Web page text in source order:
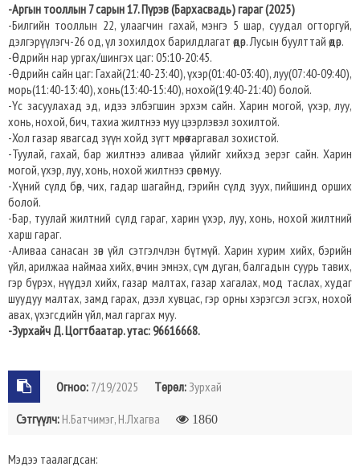
-Аргын тооллын 7 сарын 17. Пүрэв (Бархасвадь) гараг (2025)
-Билгийн тооллын 22, улаагчин гахай, мэнгэ 5 шар, суудал огторгуй,
дэлгэрүүлэгч-26 од, үл зохилдох барилдлагат өдөр. Лусын буулттай өдөр.
-Өдрийн нар ургах/шингэх цаг: 05:10-20:45.​
-Өдрийн сайн цаг: Гахай(21:40-23:40), үхэр(01:40-03:40), луу(07:40-09:40),
морь(11:40-13:40), хонь(13:40-15:40), нохой(19:40-21:40) болой.
-Үс засуулахад эд, идээ элбэгшин эрхэм сайн. Харин могой, үхэр, луу,
хонь, нохой, бич, тахиа жилтнээ муу цээрлэвэл зохилтой.
-Хол газар явагсад зүүн хойд зүгт мөрөө гаргавал зохистой.
-Туулай, гахай, бар жилтнээ аливаа үйлийг хийхэд эерэг сайн. Харин
могой, үхэр, луу, хонь, нохой жилтнээ сөрөг муу.
-Хүний сүлд бөөр, чих, гадар шагайнд, гэрийн сүлд зуух, пийшинд орших
болой.
-Бар, туулай жилтний сүлд гараг, харин үхэр, луу, хонь, нохой жилтний
харш гараг.
-Аливаа санасан зөв үйл сэтгэлчлэн бүтмүй. Харин хурим хийх, бэрийн
үйл, арилжаа наймаа хийх, өвчин эмнэх, сүм дуган, балгадын суурь тавих,
гэр бүрэх, нүүдэл хийх, газар малтах, газар хагалах, мод таслах, худаг
шуудуу малтах, замд гарах, дээл хувцас, гэр орны хэрэгсэл эсгэх, нохой
авах, үхэгсдийн үйл, мал гаргах муу.
-Зурхайч Д. Цогтбаатар. утас: 96616668.
Огноо: 7/19/2025 Төрөл:Зурхай
Сэтгүүлч: Н.Батчимэг, Н.Лхагва 1860
Мэдээ таалагдсан: